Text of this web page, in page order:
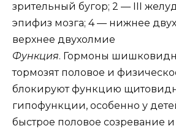
зрительный бугор; 2 — III
эпифиз мозга; 4 — нижнее
верхнее двухолмие
Функция. Гормоны
тормозят половое и
блокируют функцию
гипофункции, особенно у
быстрое половое созревание